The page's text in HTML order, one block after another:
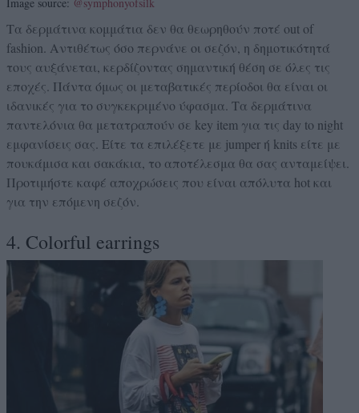
Τα δερμάτινα κομμάτια δεν θα θεωρηθούν ποτέ out of
fashion. Αντιθέτως όσο περνάνε οι σεζόν, η δημοτικότητά
τους αυξάνεται, κερδίζοντας σημαντική θέση σε όλες τις
εποχές. Πάντα όμως οι μεταβατικές περίοδοι θα είναι οι
ιδανικές για το συγκεκριμένο ύφασμα. Τα δερμάτινα
παντελόνια θα μετατραπούν σε key item για τις day to night
εμφανίσεις σας. Είτε τα επιλέξετε με jumper ή knits είτε με
πουκάμισα και σακάκια, το αποτέλεσμα θα σας ανταμείψει.
Προτιμήστε καφέ αποχρώσεις που είναι απόλυτα hot και
για την επόμενη σεζόν.
4. Colorful earrings